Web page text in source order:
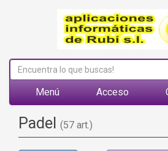
Menú Acceso
Padel (57 art.)